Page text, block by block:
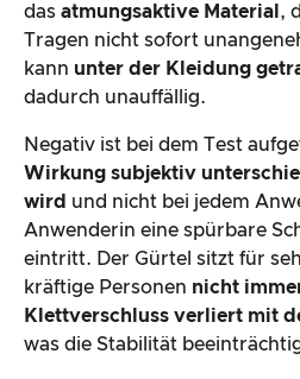
das atmungsaktive Material ,
Tragen nicht sofort
kann unter der Kleidung
dadurch unauffällig.
Negativ ist bei dem Test
Wirkung subjektiv
wird und nicht bei jedem
Anwenderin eine spürbare
eintritt. Der Gürtel sitzt für
kräftige Personen nicht
Klettverschluss verliert mit
was die Stabilität